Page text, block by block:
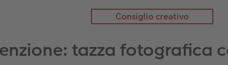
Consiglio creativo
tazza fotografica